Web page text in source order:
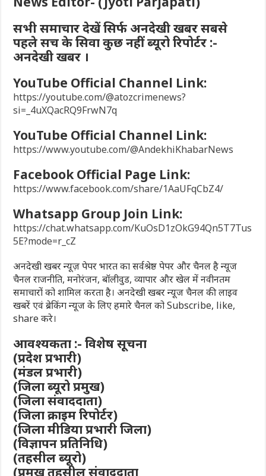
सभी समाचार देखें सिर्फ अनदेखी खबर सबसे
पहले सच के सिवा कुछ नहीं ब्यूरो रिपोर्टर :-
अनदेखी खबर ।
YouTube Official Channel Link:
https://youtube.com/@atozcrimenews?
si=_4uXQacRQ9FrwN7q
YouTube Official Channel Link:
https://www.youtube.com/@AndekhiKhabarNews
Facebook Official Page Link:
https://www.facebook.com/share/1AaUFqCbZ4/
Whatsapp Group Join Link:
https://chat.whatsapp.com/KuOsD1zOkG94Qn5T7Tus
5E?mode=r_cZ
अनदेखी खबर न्यूज़ पेपर भारत का सर्वश्रेष्ठ पेपर और चैनल है न्यूज
चैनल राजनीति, मनोरंजन, बॉलीवुड, व्यापार और खेल में नवीनतम
समाचारों को शामिल करता है। अनदेखी खबर न्यूज चैनल की लाइव
खबरें एवं ब्रेकिंग न्यूज के लिए हमारे चैनल को Subscribe, like,
share करे।
आवश्यकता :- विशेष सूचना
(प्रदेश प्रभारी)
(मंडल प्रभारी)
(जिला ब्यूरो प्रमुख)
(जिला संवाददाता)
(जिला क्राइम रिपोर्टर)
(जिला मीडिया प्रभारी जिला)
(विज्ञापन प्रतिनिधि)
(तहसील ब्यूरो)
(प्रमुख तहसील संवाददाता